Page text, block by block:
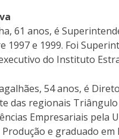
61 anos, é
1997 e 1999. Foi
do Instituto
54 anos, é
das regionais Triângulo
Empresariais pela
e graduado em